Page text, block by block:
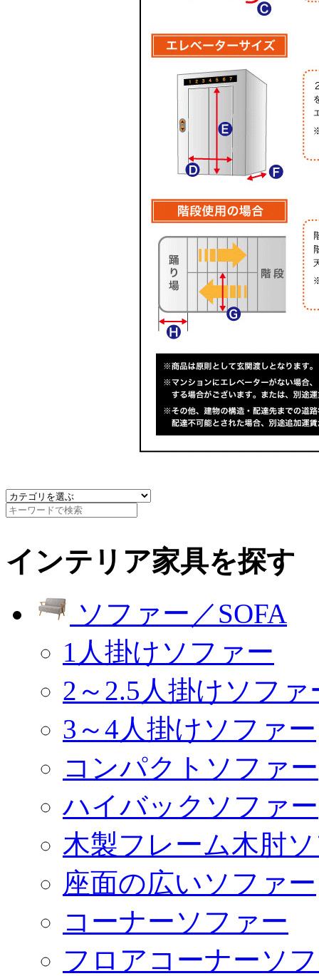
インテリア家具を探す
ソファー／SOFA
1人掛けソファー
2～2.5人掛けソファ
3～4人掛けソファー
コンパクトソファー
ハイバックソファー
木製フレーム木肘
座面の広いソファー
コーナーソファー
フロアコーナーソ